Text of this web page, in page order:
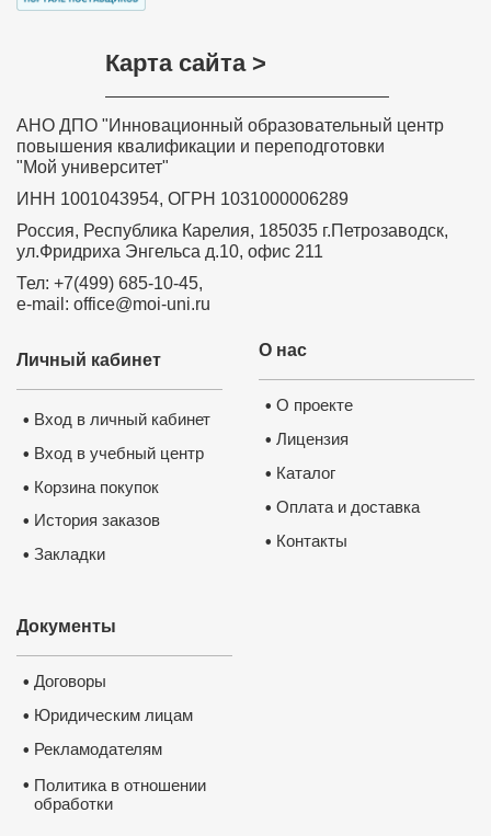
Карта сайта >
АНО ДПО "Инновационный образовательный центр
повышения квалификации и переподготовки
"Мой университет"
ИНН 1001043954, ОГРН 1031000006289
Россия, Республика Карелия, 185035 г.Петрозаводск,
ул.Фридриха Энгельса д.10, офис 211
Тел: +7(499) 685-10-45,
e-mail: office@moi-uni.ru
О нас
• О проекте
• Лицензия
• Каталог
• Оплата и доставка
• Контакты
Личный кабинет
• Вход в личный кабинет
• Вход в учебный центр
• Корзина покупок
• История заказов
• Закладки
Документы
• Договоры
• Юридическим лицам
• Рекламодателям
• Политика в отношении
обработки